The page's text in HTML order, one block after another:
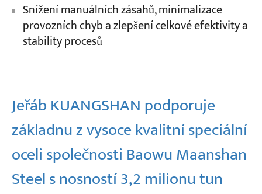
Snížení manuálních zásahů, minimalizace
provozních chyb a zlepšení celkové efektivity a
stability procesů
Jeřáb KUANGSHAN podporuje
základnu z vysoce kvalitní speciální
oceli společnosti Baowu Maanshan
Steel s nosností 3,2 milionu tun